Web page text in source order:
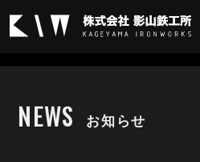
NEWS お知らせ